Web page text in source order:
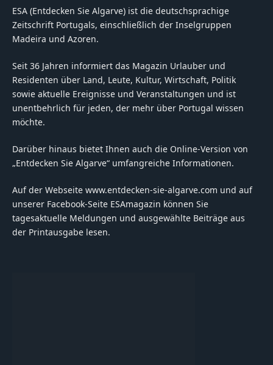
ESA (Entdecken Sie Algarve) ist die deutschsprachige
Zeitschrift Portugals, einschließlich der Inselgruppen
Madeira und Azoren.
Seit 36 Jahren informiert das Magazin Urlauber und
Residenten über Land, Leute, Kultur, Wirtschaft, Politik
sowie aktuelle Ereignisse und Veranstaltungen und ist
unentbehrlich für jeden, der mehr über Portugal wissen
möchte.
Darüber hinaus bietet Ihnen auch die Online-Version von
„Entdecken Sie Algarve“ umfangreiche Informationen.
Auf der Webseite www.entdecken-sie-algarve.com und auf
unserer Facebook-Seite ESAmagazin können Sie
tagesaktuelle Meldungen und ausgewählte Beiträge aus
der Printausgabe lesen.